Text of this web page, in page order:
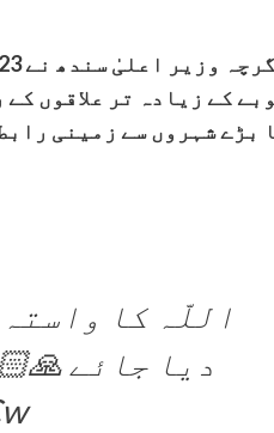
کے زیادہ تر علاقوں
بڑے شہروں سے زمینی
اللّہ کا
دیا جائے